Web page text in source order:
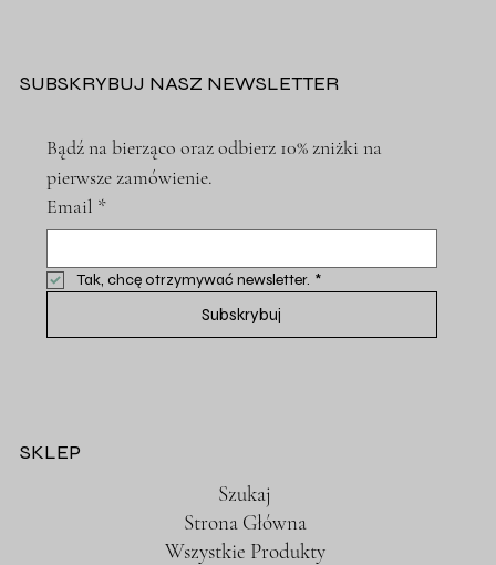
SUBSKRYBUJ NASZ NEWSLETTER
Bądź na bierząco oraz odbierz 10% zniżki na
pierwsze zamówienie.
Email *
Tak, chcę otrzymywać newsletter. *
Subskrybuj
SKLEP
Szukaj
Strona Główna
Wszystkie Produkty